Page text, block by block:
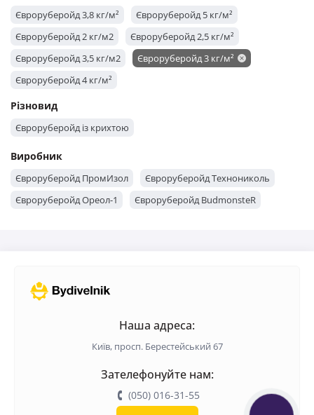
Євроруберойд 3,8 кг/м²
Євроруберойд 5 кг/м²
Євроруберойд 2 кг/м2
Євроруберойд 2,5 кг/м²
Євроруберойд 3,5 кг/м2
Євроруберойд 3 кг/м²
Євроруберойд 4 кг/м²
Різновид
Євроруберойд із крихтою
Виробник
Євроруберойд ПромИзол
Євроруберойд Технониколь
Євроруберойд Ореол-1
Євроруберойд BudmonsteR
Наша адреса:
Київ, просп. Берестейський 67
Зателефонуйте нам:
(050) 016-31-55